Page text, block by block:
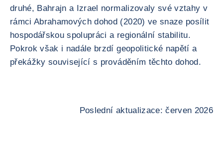
druhé, Bahrajn a Izrael normalizovaly své vztahy v
rámci Abrahamových dohod (2020) ve snaze posílit
hospodářskou spolupráci a regionální stabilitu.
Pokrok však i nadále brzdí geopolitické napětí a
překážky související s prováděním těchto dohod.
Poslední aktualizace: červen 2026